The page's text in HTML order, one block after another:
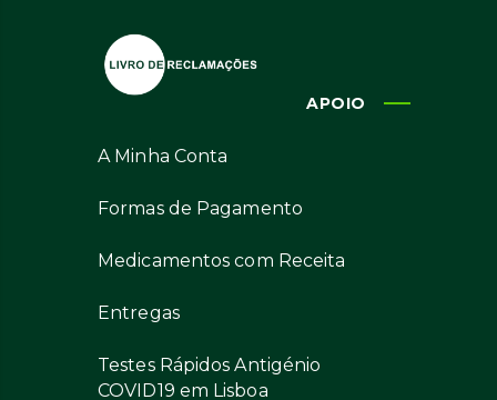
APOIO
A Minha Conta
Formas de Pagamento
Medicamentos com Receita
Entregas
Testes Rápidos Antigénio
COVID19 em Lisboa